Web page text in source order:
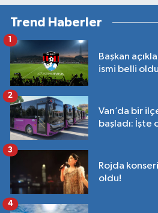
Trend Haberler
Başkan
ismi belli
1
Van’da bir
başladı: İşte
2
Rojda
oldu!
3
4